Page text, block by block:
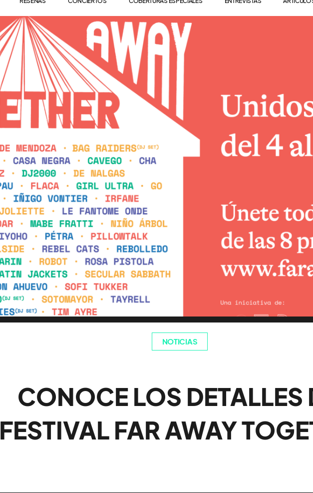
NOTICIAS
CONOCE LOS DETALLES
FESTIVAL FAR AWAY